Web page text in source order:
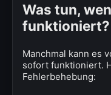
Was tun,
funktioniert?
Manchmal kann es
sofort funktioniert.
Fehlerbehebung: